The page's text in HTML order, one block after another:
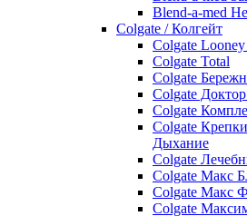
Blend-a-med
Colgate / Колгейт
Colgate Looney
Colgate Total
Colgate
Colgate
Colgate
Colgate
Дыхание
Colgate
Colgate Макс
Colgate Макс
Colgate